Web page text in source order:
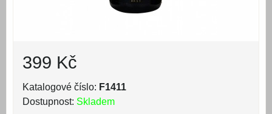
399 Kč
Katalogové číslo: F1411
Dostupnost: Skladem